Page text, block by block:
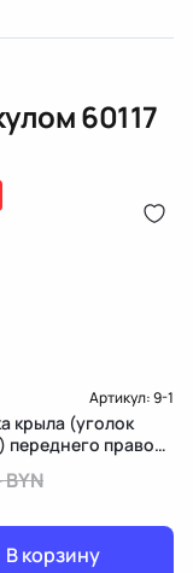
60117
Артикул:9-1
крыла (уголок
переднего правого
BYN
В корзину